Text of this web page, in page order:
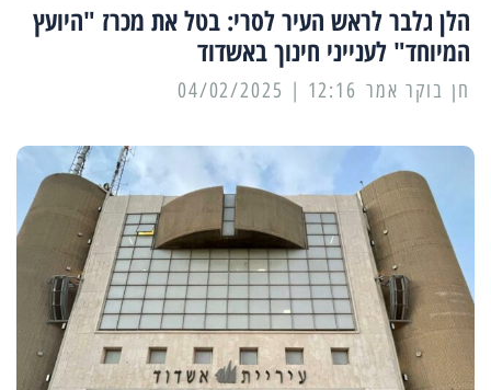
הלן גלבר לראש העיר לסרי: בטל את מכרז "היועץ
המיוחד" לענייני חינוך באשדוד
12:16 | 04/02/2025